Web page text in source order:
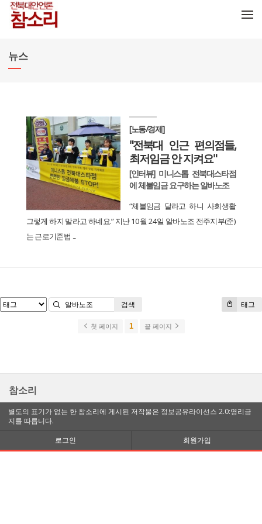
뉴스
[노동/경제]
"전북대 인근 편의점들,
최저임금 안 지켜요"
[인터뷰] 미니스톱 전북대스타점
에 체불임금 요구하는 알바노조
“체불임금 달라고 하니 사회생활
그렇게 하지 말라고 하네요.” 지난 10월 24일 알바노조 전주지부(준)
는 근로기준법 ...
태그
검색
첫 페이지 1 끝 페이지
참소리
별도의 표기가 없는 한 참소리에 게시된 저작물은 정보공유라이선스 2.0:영리금
지를 따릅니다.
로그인
회원가입